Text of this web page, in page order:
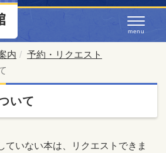
内
予約・リクエスト
いて
ていない本は、リクエストできま